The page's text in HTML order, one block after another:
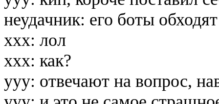
неудачник: его боты обходят
xxx: лол
xxx: как?
yyy: отвечают на вопрос,